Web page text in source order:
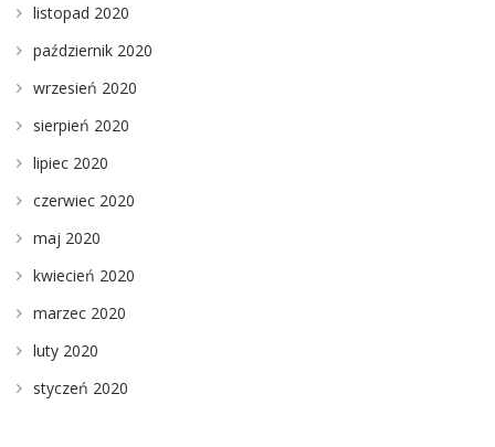
listopad 2020
październik 2020
wrzesień 2020
sierpień 2020
lipiec 2020
czerwiec 2020
maj 2020
kwiecień 2020
marzec 2020
luty 2020
styczeń 2020